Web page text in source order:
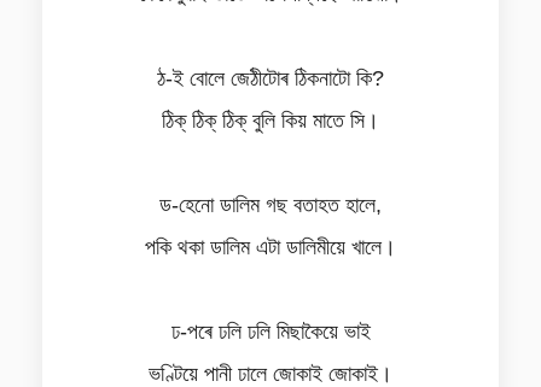
ঠ-ই বোলে জেঠীটোৰ ঠিকনাটো কি?
ঠিক্‌ ঠিক্‌ ঠিক্‌ বুলি কিয় মাতে সি।
ড-হেনো ডালিম গছ বতাহত হালে,
পকি থকা ডালিম এটা ডালিমীয়ে খালে।
ঢ-পৰে ঢলি ঢলি মিছাকৈয়ে ভাই
ভণ্টিয়ে পানী ঢালে জোকাই জোকাই।